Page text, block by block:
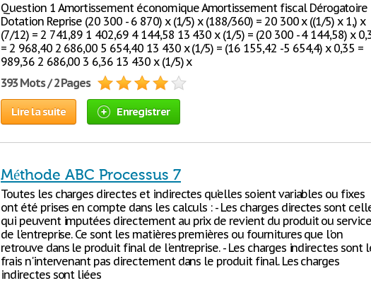
Question 1 Amortissement économique Amortissement fiscal Dérogatoire
Dotation Reprise (20 300 - 6 870) x (1/5) x (188/360) = 20 300 x ((1/5) x 1,) x
(7/12) = 2 741,89 1 402,69 4 144,58 13 430 x (1/5) = (20 300 - 4 144,58) x
= 2 968,40 2 686,00 5 654,40 13 430 x (1/5) = (16 155,42 -5 654,4) x 0,35 =
989,36 2 686,00 3 6,36 13 430 x (1/5) x
393 Mots / 2 Pages
Lire la suite Enregistrer
Méthode ABC Processus 7
Toutes les charges directes et indirectes qu’elles soient variables ou fixes
ont été prises en compte dans les calculs : - Les charges directes sont
qui peuvent imputées directement au prix de revient du produit ou service
de l'entreprise. Ce sont les matières premières ou fournitures que l'on
retrouve dans le produit final de l'entreprise. - Les charges indirectes sont
frais n'intervenant pas directement dans le produit final. Les charges
indirectes sont liées